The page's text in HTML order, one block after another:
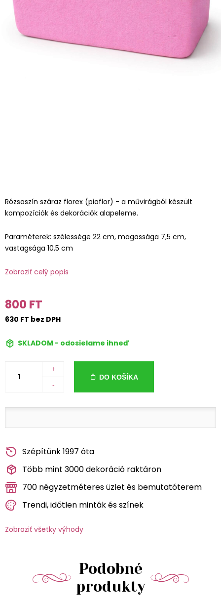
Rózsaszín száraz florex (piaflor) - a művirágból készült
kompozíciók és dekorációk alapeleme.
Paraméterek: szélessége 22 cm, magassága 7,5 cm,
vastagsága 10,5 cm
Zobraziť celý popis
800 FT
630 FT bez DPH
SKLADOM - odosielame ihneď
+
-
DO KOŠÍKA
Szépítünk 1997 óta
Több mint 3000 dekoráció raktáron
700 négyzetméteres üzlet és bemutatóterem
Trendi, időtlen minták és színek
Zobraziť všetky výhody
Podobné
produkty